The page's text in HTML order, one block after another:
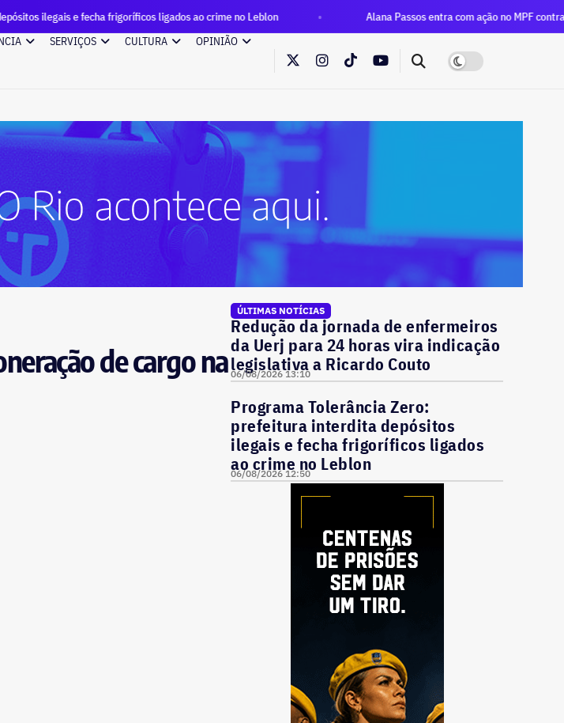
fecha frigoríficos ligados ao crime no Leblon
Alana Passos entra com ação no MPF contra André
SERVIÇOS CULTURA OPINIÃO
de cargo na
ÚLTIMAS NOTÍCIAS
Redução da jornada de enfermeiros
da Uerj para 24 horas vira indicação
legislativa a Ricardo Couto
06/08/2026 13:10
Programa Tolerância Zero:
prefeitura interdita depósitos
ilegais e fecha frigoríficos ligados
ao crime no Leblon
06/08/2026 12:50